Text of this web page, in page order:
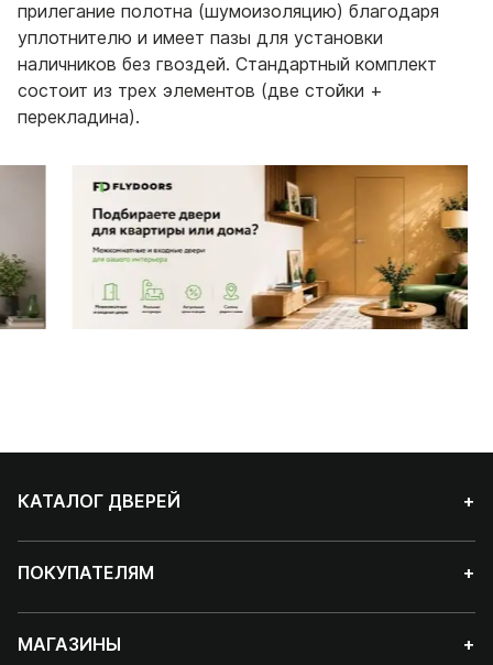
прилегание полотна (шумоизоляцию) благодаря
уплотнителю и имеет пазы для установки
наличников без гвоздей. Стандартный комплект
состоит из трех элементов (две стойки +
перекладина).
КАТАЛОГ ДВЕРЕЙ +
ПОКУПАТЕЛЯМ +
МАГАЗИНЫ +